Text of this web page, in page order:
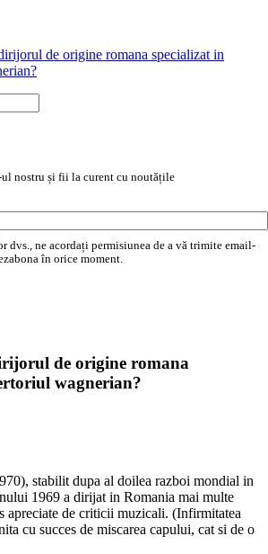
de origine romana specializat in
ul nostru și fii la curent cu noutățile
dvs., ne acordați permisiunea de a vă trimite email-
în orice moment.
de origine romana
wagnerian?
stabilit dupa al doilea razboi mondial in
1969 a dirijat in Romania mai multe
apreciate de criticii muzicali. (Infirmitatea
cu succes de miscarea capului, cat si de o